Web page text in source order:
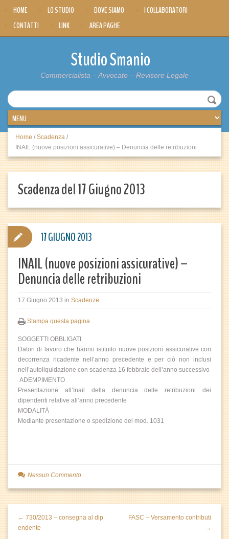
HOME LO STUDIO DOVE SIAMO
I COLLABORATORI
CONTATTI
LINK AREA PAGHE
Studio Smanio
Commercialista – Avvocato – Revisore Legale
Home / Scadenza /
INAIL (nuove posizioni assicurative) – Denuncia delle retribuzioni
Scadenza del 17 Giugno 2013
INAIL (nuove posizioni assicurative) –
Denuncia delle retribuzioni
17 Giugno 2013 in Scadenze
Stampa questa pagina
SOGGETTI OBBLIGATI
Datori di lavoro che hanno istituito nuove posizioni assicurative con
decorrenza ricadente nell’anno precedente e per ciò non inclusi
nell’autoliquidazione con scadenza 16 febbraio dell’anno successivo
ADEMPIMENTO
Presentazione all’Inail della denuncia delle retribuzioni dei
dipendenti relative all’anno precedente
MODALITÀ
Mediante presentazione o spedizione del mod. 1031
17 GIUGNO 2013
Nessun Commento
← 730/2013 – consegna al dip
endente
FASC – Versamento contributi
→